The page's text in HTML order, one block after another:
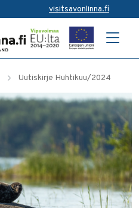
visitsavonlinna.fi
Uutiskirje Huhtikuu/2024